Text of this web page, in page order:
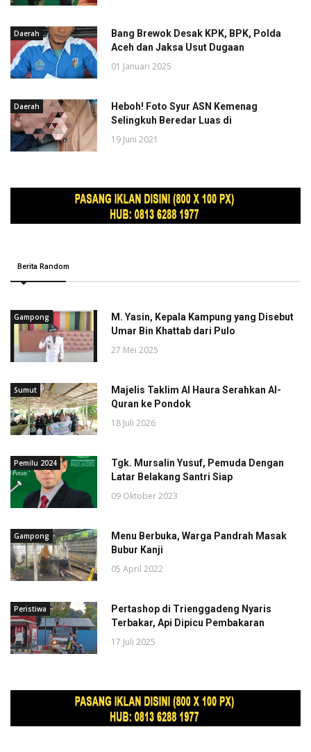
Daerah
Bang Brewok Desak KPK, BPK, Polda
Aceh dan Jaksa Usut Dugaan
01 Januari 2025
Daerah
Heboh! Foto Syur ASN Kemenag
Selingkuh Beredar Luas di
19 Juni 2021
Berita Random
Gampong
M. Yasin, Kepala Kampung yang Disebut
Umar Bin Khattab dari Pulo
27 Mei 2025
Sumut
Majelis Taklim Al Haura Serahkan Al-
Quran ke Pondok
18 Juli 2026
Pemilu 2024
Tgk. Mursalin Yusuf, Pemuda Dengan
Latar Belakang Santri Siap
09 Oktober 2023
Gampong
Menu Berbuka, Warga Pandrah Masak
Bubur Kanji
05 April 2022
Peristiwa
Pertashop di Trienggadeng Nyaris
Terbakar, Api Dipicu Pembakaran
17 Juli 2025